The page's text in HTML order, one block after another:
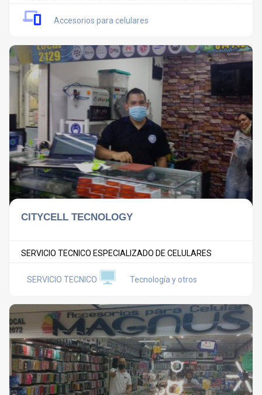
Accesorios para celulares
CITYCELL TECNOLOGY
SERVICIO TECNICO ESPECIALIZADO DE CELULARES
SERVICIO TECNICO Tecnología y otros